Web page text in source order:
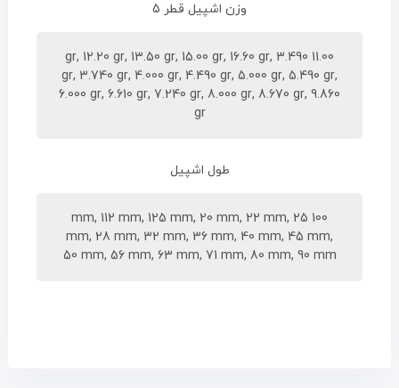
وزن اشپیل قطر 5
11.00 gr, 12.20 gr, 13.50 gr, 15.00 gr, 16.60 gr, 3.490
gr, 3.740 gr, 4.000 gr, 4.490 gr, 5.000 gr, 5.490 gr,
6.000 gr, 6.610 gr, 7.240 gr, 8.000 gr, 8.670 gr, 9.860
gr
طول اشپیل
100 mm, 112 mm, 125 mm, 20 mm, 22 mm, 25
mm, 28 mm, 32 mm, 36 mm, 40 mm, 45 mm,
50 mm, 56 mm, 63 mm, 71 mm, 80 mm, 90 mm